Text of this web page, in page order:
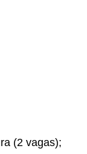
(2 vagas);